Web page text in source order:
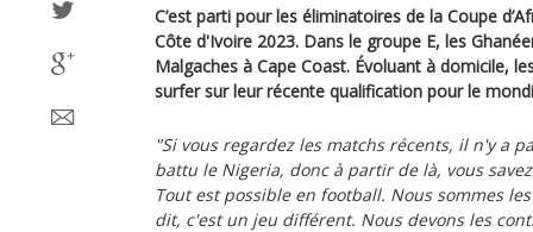
C’est parti pour les éliminatoires de la Coupe
Côte d'Ivoire 2023. Dans le groupe E, les
Malgaches à Cape Coast. Évoluant à domicile,
surfer sur leur récente qualification pour le
"Si vous regardez les matchs récents, il n'y a
battu le Nigeria, donc à partir de là, vous
Tout est possible en football. Nous sommes
dit, c'est un jeu différent. Nous devons les